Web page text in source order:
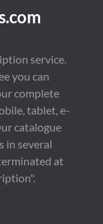
temas,
service.
you can
complete
tablet, e-
catalogue
in several
at